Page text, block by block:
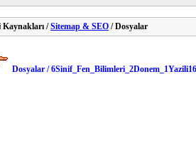
/Sitemap & SEO / Dosyalar
Dosyalar / 6Sinif_Fen_Bilimleri_2Donem_1Yazili16